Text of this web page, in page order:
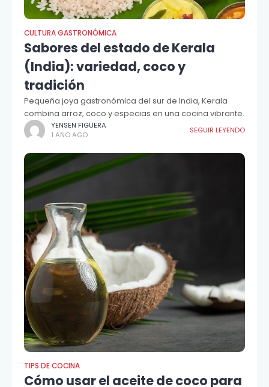
CULTURA GASTRONÓMICA
Sabores del estado de Kerala
(India): variedad, coco y
tradición
Pequeña joya gastronómica del sur de India, Kerala
combina arroz, coco y especias en una cocina vibrante.
YENSEN FIGUERA
1 AÑO AGO
SEGUIR LEYENDO
TIPS DE COCINA
Cómo usar el aceite de coco para